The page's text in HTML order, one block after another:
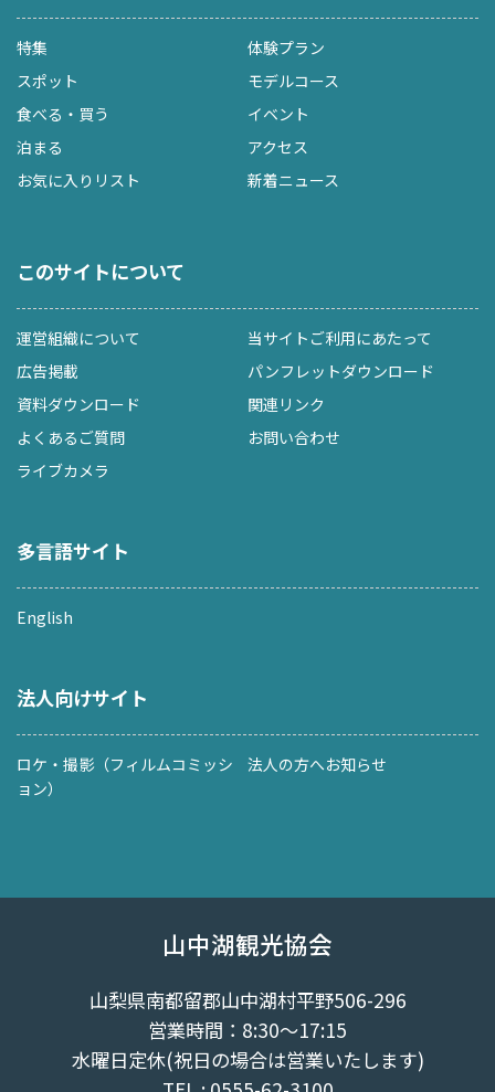
特集
体験プラン
スポット
モデルコース
食べる・買う
イベント
泊まる
アクセス
お気に入りリスト
新着ニュース
このサイトについて
運営組織について
当サイトご利用にあたって
広告掲載
パンフレットダウンロード
資料ダウンロード
関連リンク
よくあるご質問
お問い合わせ
ライブカメラ
多言語サイト
English
法人向けサイト
ロケ・撮影（フィルムコミッシ
ョン）
法人の方へお知らせ
山中湖観光協会
山梨県南都留郡山中湖村平野506-296
営業時間：8:30～17:15
水曜日定休(祝日の場合は営業いたします)